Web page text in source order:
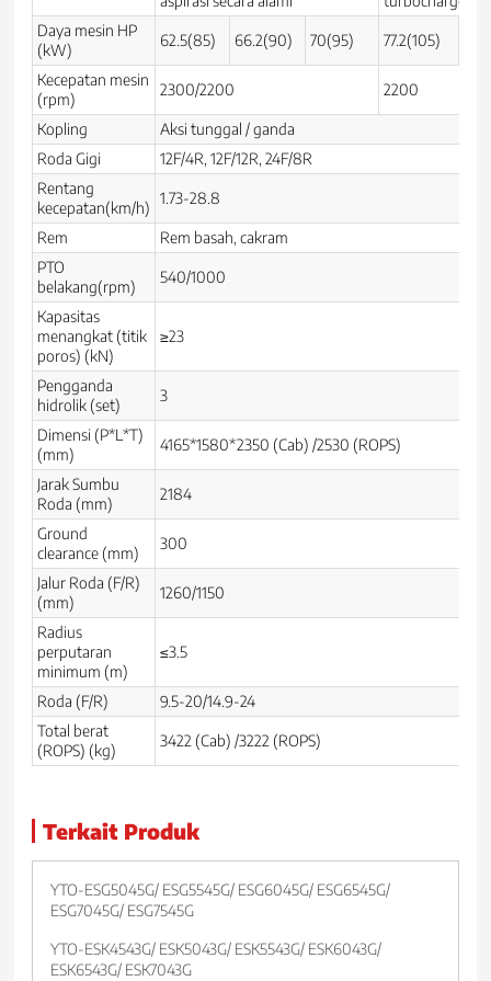
Daya mesin HP
(kW)
62.5(85) 66.2(90) 70(95) 77.2(105)
Kecepatan mesin
(rpm)
2300/2200 2200
Kopling
Aksi tunggal / ganda
Roda Gigi
12F/4R, 12F/12R, 24F/8R
Rentang
kecepatan(km/h)
1.73-28.8
Rem
Rem basah, cakram
PTO
belakang(rpm)
540/1000
Kapasitas
menangkat (titik
poros) (kN)
≥23
Pengganda
hidrolik (set)
3
Dimensi (P*L*T)
(mm)
4165*1580*2350 (Cab) /2530 (ROPS)
Jarak Sumbu
Roda (mm)
2184
Ground
clearance (mm)
300
Jalur Roda (F/R)
(mm)
1260/1150
Radius
perputaran
minimum (m)
≤3.5
Roda (F/R)
9.5-20/14.9-24
Total berat
(ROPS) (kg)
3422 (Cab) /3222 (ROPS)
Terkait Produk
YTO-ESG5045G/ ESG5545G/ ESG6045G/ ESG6545G/
ESG7045G/ ESG7545G
YTO-ESK4543G/ ESK5043G/ ESK5543G/ ESK6043G/
ESK6543G/ ESK7043G